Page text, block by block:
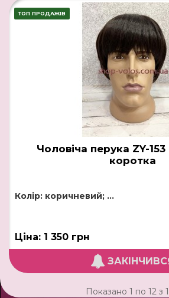
ТОП ПРОДАЖІВ
Чоловіча перука ZY-
коротка
Колір: коричневий; ...
Ціна: 1 350 грн
Показано 1 по 12 з